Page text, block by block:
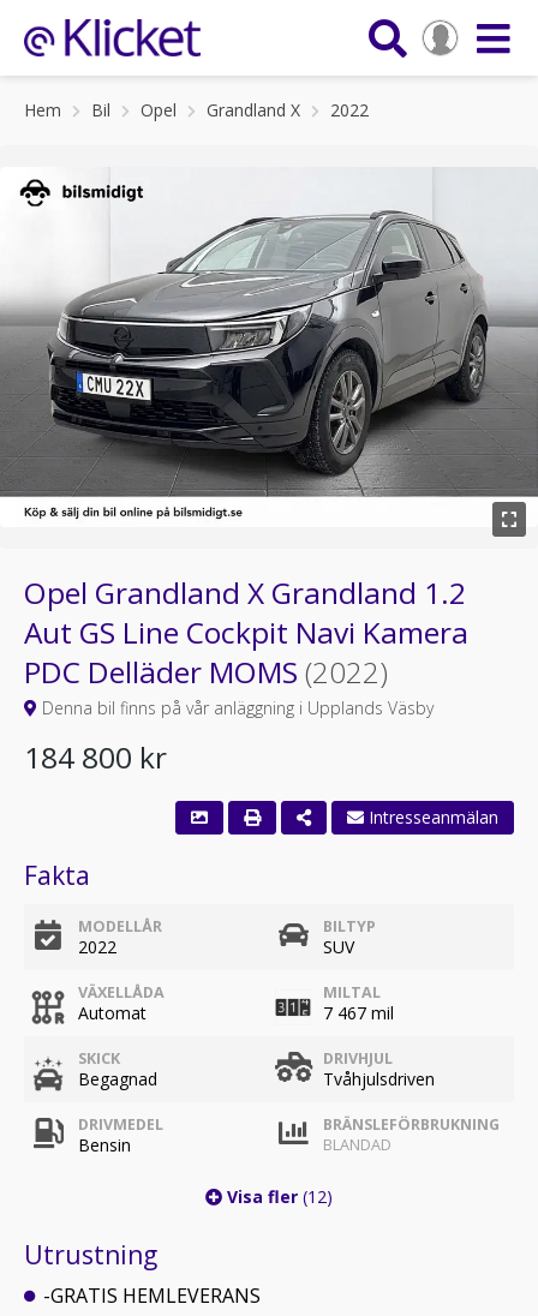
Hem Bil Opel Grandland X 2022
Opel Grandland X Grandland 1.2
Aut GS Line Cockpit Navi Kamera
PDC Delläder MOMS (2022)
Denna bil finns på vår anläggning i Upplands Väsby
184 800 kr
Fakta
MODELLÅR
2022
BILTYP
SUV
VÄXELLÅDA
Automat
MILTAL
7 467 mil
SKICK
Begagnad
DRIVHJUL
Tvåhjulsdriven
DRIVMEDEL
Bensin
BRÄNSLEFÖRBRUKNING
BLANDAD
Visa fler (12)
Utrustning
-GRATIS HEMLEVERANS